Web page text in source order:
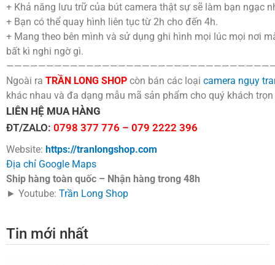
+ Khả năng lưu trữ của bút camera thật sự sẽ làm bạn ngạc
+ Bạn có thể quay hình liên tục từ 2h cho đến 4h.
+ Mang theo bên mình và sử dụng ghi hình mọi lúc mọi nơi
bất kì nghi ngờ gì.
Ngoài ra TRẦN LONG SHOP còn bán các loại camera ngụy
khác nhau và đa dạng mẫu mã sản phẩm cho quý khách
LIÊN HỆ MUA HÀNG
ĐT/ZALO: 0798 377 776 – 079 2222 396
Website: https://tranlongshop.com
Địa chỉ Google Maps
Ship hàng toàn quốc – Nhận hàng trong 48h
► Youtube: Trần Long Shop
Tin mới nhất